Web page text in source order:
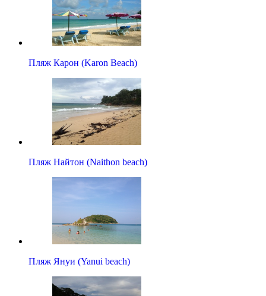
Пляж Карон (Karon Beach)
Пляж Найтон (Naithon beach)
Пляж Януи (Yanui beach)